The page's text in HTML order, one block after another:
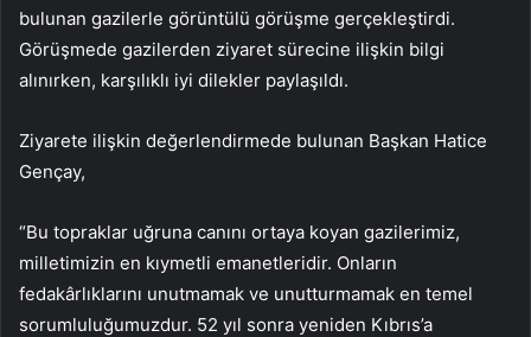
bulunan gazilerle görüntülü görüşme gerçekleştirdi.
Görüşmede gazilerden ziyaret sürecine ilişkin bilgi
alınırken, karşılıklı iyi dilekler paylaşıldı.
Ziyarete ilişkin değerlendirmede bulunan Başkan Hatice
Gençay,
“Bu topraklar uğruna canını ortaya koyan gazilerimiz,
milletimizin en kıymetli emanetleridir. Onların
fedakârlıklarını unutmamak ve unutturmamak en temel
sorumluluğumuzdur. 52 yıl sonra yeniden Kıbrıs’a